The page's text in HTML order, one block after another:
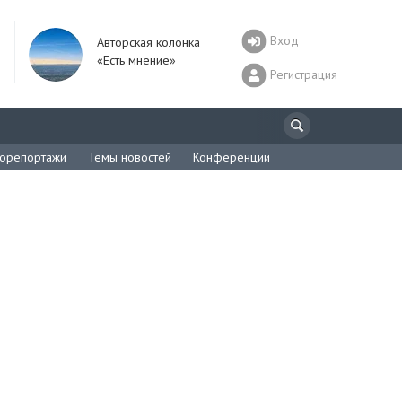
Авторская колонка
«Есть мнение»
Вход
Регистрация
Темы новостей Конференции